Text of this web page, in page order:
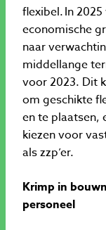
flexibel. In
economische
naar
middellange
voor 2023. Dit
om geschikte
en te plaatsen,
kiezen voor
als zzp’er.
Krimp in
personeel